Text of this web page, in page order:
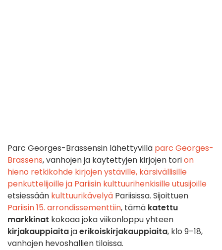
Parc Georges-Brassensin lähettyvillä parc Georges-
Brassens, vanhojen ja käytettyjen kirjojen torion
hieno retkikohde kirjojen ystäville, kärsivällisille
penkuttelijoille ja Pariisin kulttuurihenkisille utusijoille
etsiessään kulttuurikävelyä Pariisissa. Sijoittuen
Pariisin 15. arrondissementtiin, tämä katettu
markkinat kokoaa joka viikonloppu yhteen
kirjakauppiaitajaerikoiskirjakauppiaita, klo 9–18,
vanhojen hevoshallien tiloissa.